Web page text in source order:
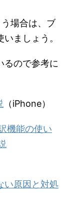
場合は、ブ
ましょう。
るので参考に
（iPhone）
機能の使い
い原因と対処